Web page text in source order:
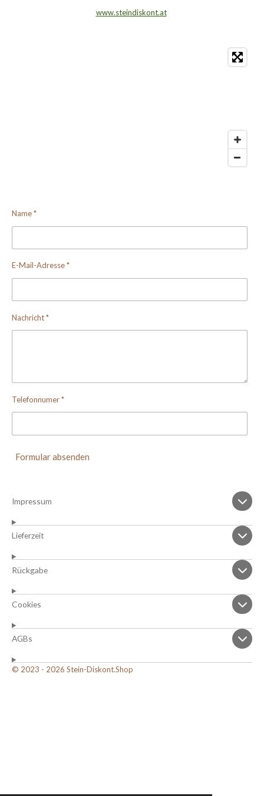
www.steindiskont.at
Name *
E-Mail-Adresse *
Nachricht *
Telefonnumer *
Formular absenden
Impressum
Lieferzeit
Rückgabe
Cookies
AGBs
© 2023 - 2026 Stein-Diskont.Shop